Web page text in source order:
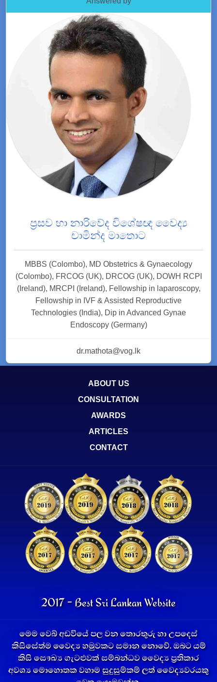
ප්‍රසව හා නාරිවේද විශේෂඥ වෛද්‍ය
චාමින්ද මාතොට
MBBS (Colombo), MD Obstetrics & Gynaecology
(Colombo), FRCOG (UK), DRCOG (UK), DOWH RCPI
(Ireland), MRCPI (Ireland), Fellowship in laparoscopy,
Fellowship in IVF & Assisted Reproductive
Technologies (India), Dip in Advanced Gynae
Endoscopy (Germany)
dr.mathota@vog.lk
ABOUT US
CONSULTATION
AWARDS
ARTICLES
CONTACT
2017 - Best Sri Lankan Website
මෙම වෙබ් අඩවියේ පල වන තොරතුරු හා උපදෙස්
කිසිසේත්ම වෛද්‍ය හමුවකට සමාන නොවේ. ඔබට යම්
කිසි සෞඛ්‍ය ගැටළුවක් සම්බන්ධව වෛද්‍ය ප්‍රතිකාර
අවශ්‍ය මොහොතක වහාම සුදුසුම්කම් ලත් වෛද්‍යවරයකු